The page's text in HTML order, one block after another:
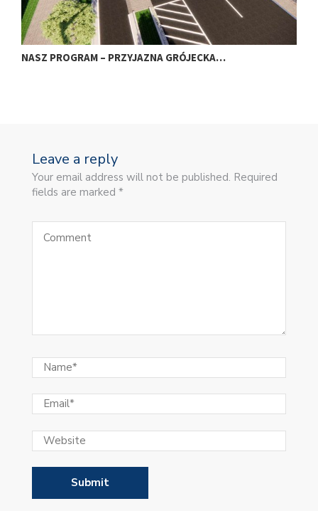
NASZ PROGRAM – PRZYJAZNA GRÓJECKA…
Leave a reply
Your email address will not be published. Required
fields are marked *